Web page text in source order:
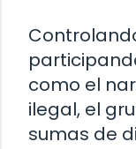
como el
ilegal, el
sumas de